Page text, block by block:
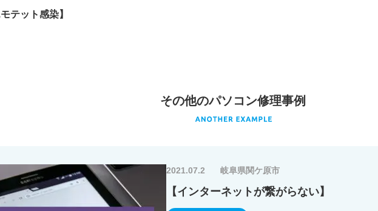
テット感染】
その他のパソコン修理事例
【インターネットが繋がらない】
2021.07.2 岐阜県関ケ原市